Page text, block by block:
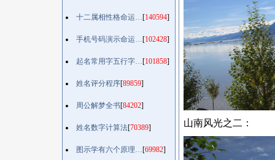
十二属相性格命运…[140594]
手机号码演示命运…[102428]
起名常用字五行字…[101858]
姓名评分程序[89859]
周公解梦全书[84202]
姓名数字计算法[70389]
图示学有六个原理…[69982]
山南风光之二：